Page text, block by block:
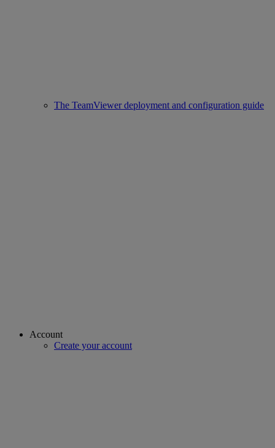
The TeamViewer deployment and configuration guide
Account
Create your account